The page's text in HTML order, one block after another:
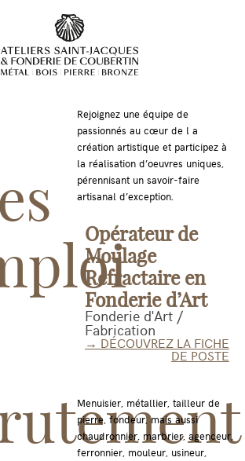
Rejoignez une équipe de
passionnés au cœur de l a
création artistique et participez à
la réalisation d’oeuvres uniques,
pérennisant un savoir-faire
artisanal d’exception.
Opérateur de
Moulage
Réfractaire en
Fonderie d’Art
Fonderie d'Art /
Fabrication
→ DÉCOUVREZ LA FICHE
DE POSTE
Menuisier, métallier, tailleur de
pierre, fondeur, mais aussi
chaudronnier, marbrier, agenceur,
ferronnier, mouleur, usineur,